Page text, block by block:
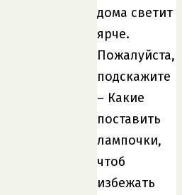
дома светит
ярче.
Пожалуйста,
подскажите
– Какие
поставить
лампочки,
чтоб
избежать